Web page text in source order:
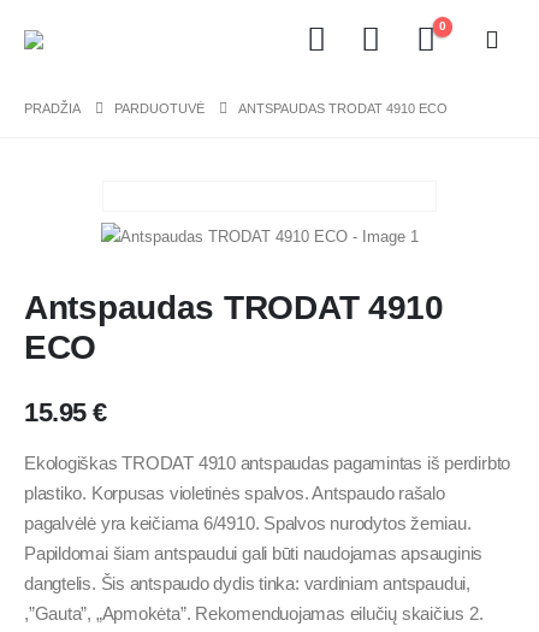
0
PRADŽIA PARDUOTUVĖ ANTSPAUDAS TRODAT 4910 ECO
Antspaudas TRODAT 4910
ECO
15.95€
Ekologiškas TRODAT 4910 antspaudas pagamintas iš perdirbto
plastiko. Korpusas violetinės spalvos. Antspaudo rašalo
pagalvėlė yra keičiama 6/4910. Spalvos nurodytos žemiau.
Papildomai šiam antspaudui gali būti naudojamas apsauginis
dangtelis. Šis antspaudo dydis tinka: vardiniam antspaudui,
,”Gauta”, „Apmokėta”. Rekomenduojamas eilučių skaičius 2.